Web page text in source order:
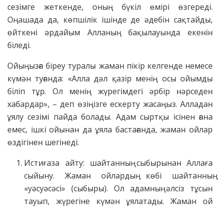
сезімге жеткенде, оның бүкіл өмірі өзгереді.
Оңашада да, көпшілік ішінде де әдебін сақтайды,
өйткені әрдайым Алланың бақылауында екенін
біледі.
Ойыңызға біреу туралы жаман пікір келгенде немесе
күмән туғанда: «Алла дәл қазір менің осы ойымды
біліп тұр. Ол менің жүрегімдегі әрбір нәрседен
хабардар», – деп өзіңізге ескерту жасаңыз. Алладан
ұялу сезімі пайда болады. Адам сыртқы ісінен ғана
емес, ішкі ойынан да ұяла бастағанда, жаман ойлар
өздігінен шегінеді.
Истиғаза айту: шайтанның сыбырынан Аллаға
сыйыну. Жаман ойлардың көбі шайтанның
«уәсуәсәсі» (сыбыры). Ол адамның әлсіз тұсын
тауып, жүрегіне күмән ұялатады. Жаман ой